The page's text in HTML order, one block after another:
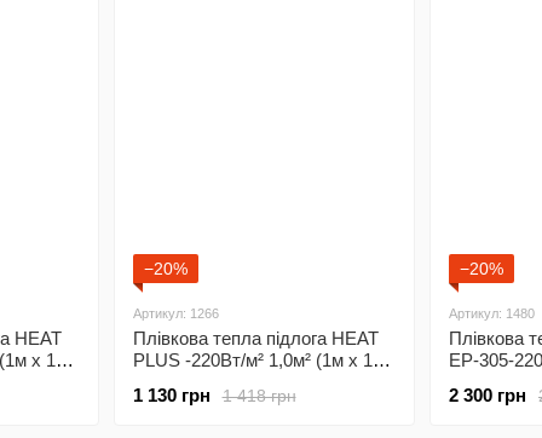
HEAT
х 1м)/
−20%
Артикул: 1266
Плівкова тепла підлога HEAT
PLUS -220Вт/м² 1,0м² (1м х 1м)/
терморегулятором RTC 70
1 418 грн
1 130 грн
−20%
Артикул: 1480
Плівкова
EP-305-
2 300 грн